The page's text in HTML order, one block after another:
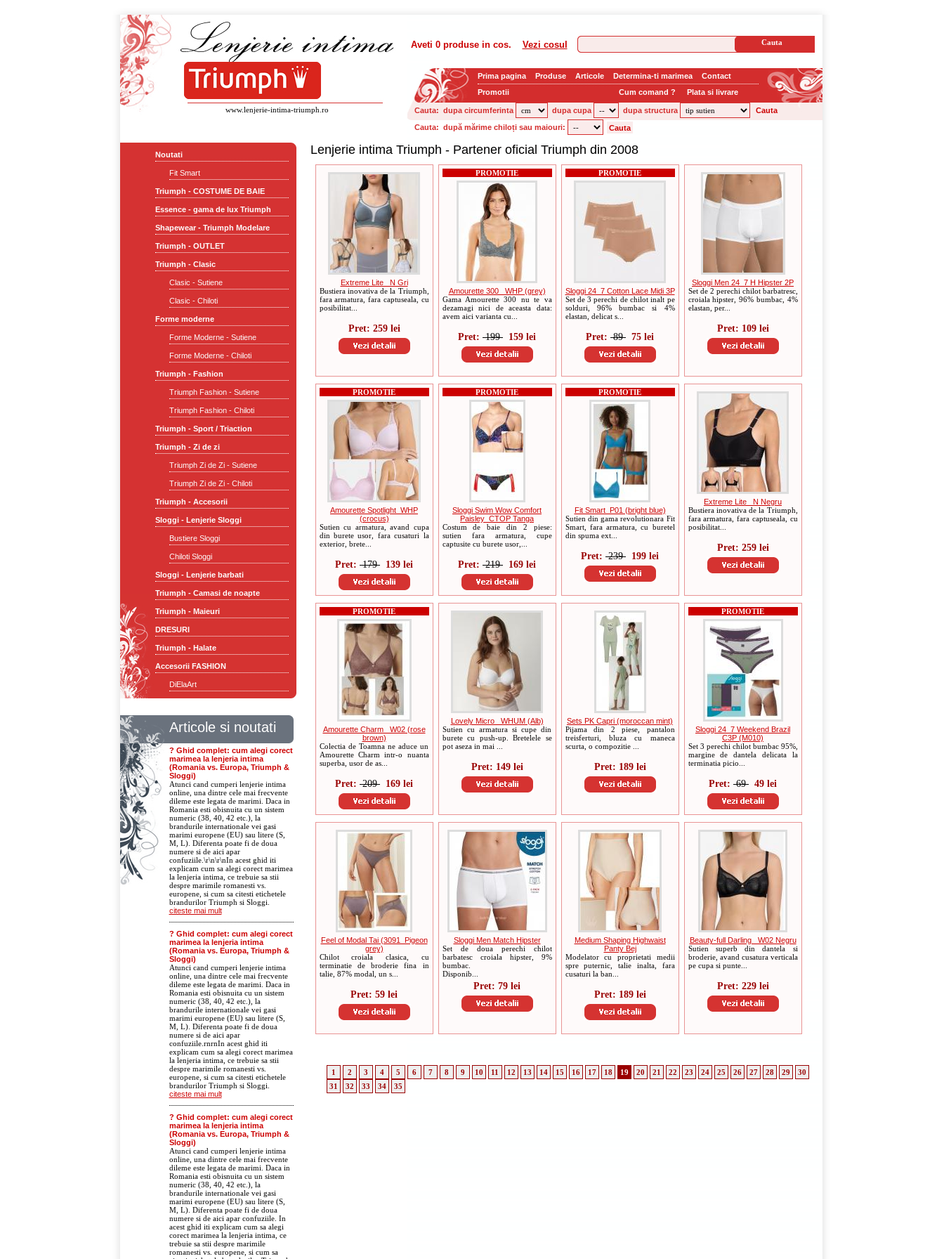
www.lenjerie-intima-triumph.ro
Aveti 0 produsein cos. Vezi cosul
Prima pagina Produse Articole Determina-ti marimea
Contact
Promotii
Cum comand ? Plata si livrare
Cauta: dupa circumferinta dupa cupa
dupa structura
Cauta: după mărime chiloți sau maiouri:
Noutati
Fit Smart
Triumph - COSTUME DE BAIE
Essence - gama de lux Triumph
Shapewear - Triumph Modelare
Triumph - OUTLET
Triumph - Clasic
Clasic - Sutiene
Clasic - Chiloti
Forme moderne
Forme Moderne - Sutiene
Forme Moderne - Chiloti
Triumph - Fashion
Triumph Fashion - Sutiene
Triumph Fashion - Chiloti
Triumph - Sport / Triaction
Triumph - Zi de zi
Triumph Zi de Zi - Sutiene
Triumph Zi de Zi - Chiloti
Triumph - Accesorii
Sloggi - Lenjerie Sloggi
Bustiere Sloggi
Chiloti Sloggi
Sloggi - Lenjerie barbati
Triumph - Camasi de noapte
Triumph - Maieuri
DRESURI
Triumph - Halate
Accesorii FASHION
DiElaArt
Articole si noutati
? Ghid complet: cum alegi corect
marimea la lenjeria intima
(Romania vs. Europa, Triumph &
Sloggi)
Atunci cand cumperi lenjerie intima
online, una dintre cele mai frecvente
dileme este legata de marimi. Daca in
Romania esti obisnuita cu un sistem
numeric (38, 40, 42 etc.), la
brandurile internationale vei gasi
marimi europene (EU) sau litere (S,
M, L). Diferenta poate fi de doua
numere si de aici apar
confuziile.\r\n\r\nIn acest ghid iti
explicam cum sa alegi corect marimea
la lenjeria intima, ce trebuie sa stii
despre marimile romanesti vs.
europene, si cum sa citesti etichetele
brandurilor Triumph si Sloggi.
citeste mai mult
? Ghid complet: cum alegi corect
marimea la lenjeria intima
(Romania vs. Europa, Triumph &
Sloggi)
Atunci cand cumperi lenjerie intima
online, una dintre cele mai frecvente
dileme este legata de marimi. Daca in
Romania esti obisnuita cu un sistem
numeric (38, 40, 42 etc.), la
brandurile internationale vei gasi
marimi europene (EU) sau litere (S,
M, L). Diferenta poate fi de doua
numere si de aici apar
confuziile.rnrnIn acest ghid iti
explicam cum sa alegi corect marimea
la lenjeria intima, ce trebuie sa stii
despre marimile romanesti vs.
europene, si cum sa citesti etichetele
brandurilor Triumph si Sloggi.
citeste mai mult
? Ghid complet: cum alegi corect
marimea la lenjeria intima
(Romania vs. Europa, Triumph &
Sloggi)
Atunci cand cumperi lenjerie intima
online, una dintre cele mai frecvente
dileme este legata de marimi. Daca in
Romania esti obisnuita cu un sistem
numeric (38, 40, 42 etc.), la
brandurile internationale vei gasi
marimi europene (EU) sau litere (S,
M, L). Diferenta poate fi de doua
numere si de aici apar confuziile. In
acest ghid iti explicam cum sa alegi
corect marimea la lenjeria intima, ce
trebuie sa stii despre marimile
romanesti vs. europene, si cum sa
Lenjerie intima Triumph - Partener oficial Triumph din 2008
Extreme Lite _N Gri
Bustiera inovativa de la Triumph,
fara armatura, fara captuseala, cu
posibilitat...
Pret: 259 lei
PROMOTIE
Amourette 300 _WHP (grey)
Gama Amourette 300 nu te va
dezamagi nici de aceasta data:
avem aici varianta cu...
Pret: 199 159 lei
PROMOTIE
Sloggi 24_7 Cotton Lace Midi 3P
Set de 3 perechi de chilot inalt pe
solduri, 96% bumbac si 4%
elastan, delicat s...
Pret: 89 75 lei
Sloggi Men 24_7 H Hipster 2P
Set de 2 perechi chilot barbatresc,
croiala hipster, 96% bumbac, 4%
elastan, per...
Pret: 109 lei
PROMOTIE
Amourette Spotlight_WHP
(crocus)
Sutien cu armatura, avand cupa
din burete usor, fara cusaturi la
exterior, brete...
Pret: 179 139 lei
PROMOTIE
Sloggi Swim Wow Comfort
Paisley_CTOP Tanga
Costum de baie din 2 piese:
sutien fara armatura, cupe
captusite cu burete usor,...
Pret: 219 169 lei
PROMOTIE
Fit Smart_P01 (bright blue)
Sutien din gama revolutionara Fit
Smart, fara armatura, cu buretel
din spuma ext...
Pret: 239 199 lei
Extreme Lite _N Negru
Bustiera inovativa de la Triumph,
fara armatura, fara captuseala, cu
posibilitat...
Pret: 259 lei
PROMOTIE
Amourette Charm _W02 (rose
brown)
Colectia de Toamna ne aduce un
Amourette Charm intr-o nuanta
superba, usor de as...
Pret: 209 169 lei
Lovely Micro _WHUM (Alb)
Sutien cu armatura si cupe din
burete cu push-up. Bretelele se
pot aseza in mai ...
Pret: 149 lei
Sets PK Capri (moroccan mint)
Pijama din 2 piese, pantalon
treisferturi, bluza cu maneca
scurta, o compozitie ...
Pret: 189 lei
PROMOTIE
Sloggi 24_7 Weekend Brazil
C3P (M010)
Set 3 perechi chilot bumbac 95%,
margine de dantela delicata la
terminatia picio...
Pret: 69 49 lei
Feel of Modal Tai (3091_Pigeon
grey)
Chilot croiala clasica, cu
terminatie de broderie fina in
talie, 87% modal, un s...
Pret: 59 lei
Sloggi Men Match Hipster
Set de doua perechi chilot
barbatesc croiala hipster, 9%
bumbac.
Disponib...
Pret: 79 lei
Medium Shaping Highwaist
Panty Bej
Modelator cu proprietati medii
spre puternic, talie inalta, fara
cusaturi la ban...
Pret: 189 lei
Beauty-full Darling _W02 Negru
Sutien superb din dantela si
broderie, avand cusatura verticala
pe cupa si punte...
Pret: 229 lei
1 2 3 4 5 6 7 8 9 10 11 12 13 14 15 16 17 18 19 20 21 22 23 24 25 26 27 28 29
30
31
32 33 34 35